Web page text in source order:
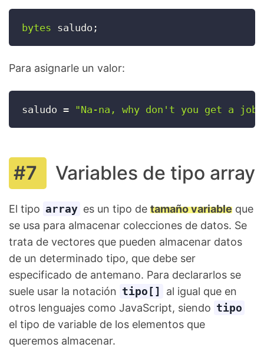
bytes saludo ;
Para asignarle un valor:
saludo = "Na-na, why don't you get a
Variables de tipo array
El tipo array es un tipo de tamaño variable que
se usa para almacenar colecciones de datos. Se
trata de vectores que pueden almacenar datos
de un determinado tipo, que debe ser
especificado de antemano. Para declararlos se
suele usar la notación tipo[]
al igual que en
otros lenguajes como JavaScript, siendo tipo
el tipo de variable de los elementos que
queremos almacenar.